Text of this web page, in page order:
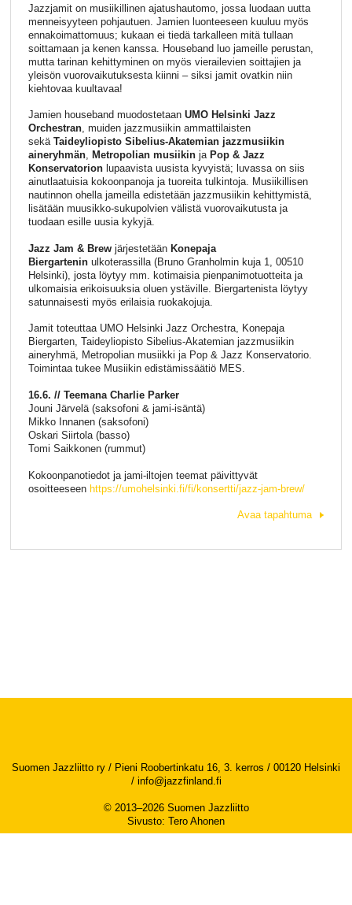
Jazzjamit on musiikillinen ajatushautomo, jossa luodaan uutta
menneisyyteen pohjautuen. Jamien luonteeseen kuuluu myös
ennakoimattomuus; kukaan ei tiedä tarkalleen mitä tullaan
soittamaan ja kenen kanssa. Houseband luo jameille perustan,
mutta tarinan kehittyminen on myös vierailevien soittajien ja
yleisön vuorovaikutuksesta kiinni – siksi jamit ovatkin niin
kiehtovaa kuultavaa!
Jamien houseband muodostetaan UMO Helsinki Jazz
Orchestran, muiden jazzmusiikin ammattilaisten
sekä Taideyliopisto Sibelius-Akatemian jazzmusiikin
aineryhmän, Metropolian musiikinja Pop & Jazz
Konservatorionlupaavista uusista kyvyistä; luvassa on siis
ainutlaatuisia kokoonpanoja ja tuoreita tulkintoja. Musiikillisen
nautinnon ohella jameilla edistetään jazzmusiikin kehittymistä,
lisätään muusikko-sukupolvien välistä vuorovaikutusta ja
tuodaan esille uusia kykyjä.
Jazz Jam & Brewjärjestetään Konepaja
Biergarteninulkoterassilla (Bruno Granholmin kuja 1, 00510
Helsinki), josta löytyy mm. kotimaisia pienpanimotuotteita ja
ulkomaisia erikoisuuksia oluen ystäville. Biergartenista löytyy
satunnaisesti myös erilaisia ruokakojuja.
Jamit toteuttaa UMO Helsinki Jazz Orchestra, Konepaja
Biergarten, Taideyliopisto Sibelius-Akatemian jazzmusiikin
aineryhmä, Metropolian musiikki ja Pop & Jazz Konservatorio.
Toimintaa tukee Musiikin edistämissäätiö MES.
16.6. // Teemana Charlie Parker
Jouni Järvelä (saksofoni & jami-isäntä)
Mikko Innanen (saksofoni)
Oskari Siirtola (basso)
Tomi Saikkonen (rummut)
Kokoonpanotiedot ja jami-iltojen teemat päivittyvät
osoitteeseen https://umohelsinki.fi/fi/konsertti/jazz-jam-brew/
Avaa tapahtuma
Suomen Jazzliitto ry / Pieni Roobertinkatu 16, 3. kerros / 00120 Helsinki
/ info@jazzfinland.fi
© 2013–2026 Suomen Jazzliitto
Sivusto: Tero Ahonen